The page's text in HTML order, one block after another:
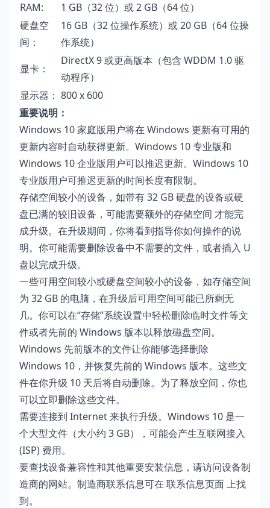
RAM:
1 GB（32 位）或 2 GB（64 位）
硬盘空
间：
16 GB（32 位操作系统）或 20 GB（64 位操
作系统）
显卡：
DirectX 9 或更高版本（包含 WDDM 1.0 驱
动程序）
显示器： 800 x 600
重要说明：
Windows 10 家庭版用户将在 Windows 更新有可用的
更新内容时自动获得更新。Windows 10 专业版和
Windows 10 企业版用户可以推迟更新。Windows 10
专业版用户可推迟更新的时间长度有限制。
存储空间较小的设备，如带有 32 GB 硬盘的设备或硬
盘已满的较旧设备，可能需要额外的存储空间 才能完
成升级。在升级期间，你将看到指导你如何操作的说
明。你可能需要删除设备中不需要的文件，或者插入 U
盘以完成升级。
一些可用空间较小或硬盘空间较小的设备，如存储空间
为 32 GB 的电脑，在升级后可用空间可能已所剩无
几。你可以在“存储”系统设置中轻松删除临时文件等文
件或者先前的 Windows 版本以释放磁盘空间。
Windows 先前版本的文件让你能够选择删除
Windows 10，并恢复先前的 Windows 版本。这些文
件在你升级 10 天后将自动删除。为了释放空间，你也
可以立即删除这些文件。
需要连接到 Internet 来执行升级。Windows 10 是一
个大型文件（大小约 3 GB），可能会产生互联网接入
(ISP) 费用。
要查找设备兼容性和其他重要安装信息，请访问设备制
造商的网站。制造商联系信息可在 联系信息页面上找
到。